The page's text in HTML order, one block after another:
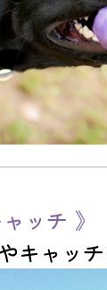
ッチ 》
キャッ